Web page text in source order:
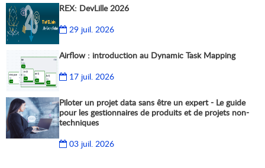
REX: DevLille 2026
29 juil. 2026
Airflow : introduction au Dynamic Task Mapping
17 juil. 2026
Piloter un projet data sans être un expert - Le guide
pour les gestionnaires de produits et de projets non-
techniques
03 juil. 2026